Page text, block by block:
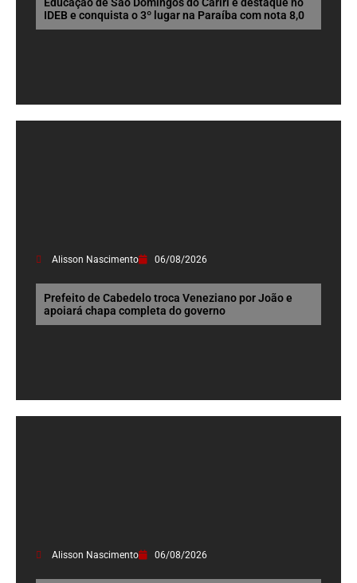
IDEB e conquista o 3º lugar na Paraíba com nota 8,0
Alisson Nascimento 06/08/2026
Prefeito de Cabedelo troca Veneziano por João e
apoiará chapa completa do governo
Alisson Nascimento 06/08/2026